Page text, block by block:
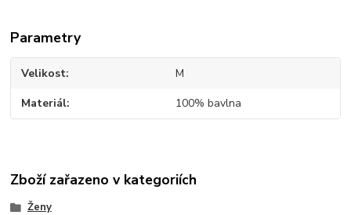
Parametry
Velikost M
Materiál 100% bavlna
Zboží zařazeno v kategoriích
Ženy